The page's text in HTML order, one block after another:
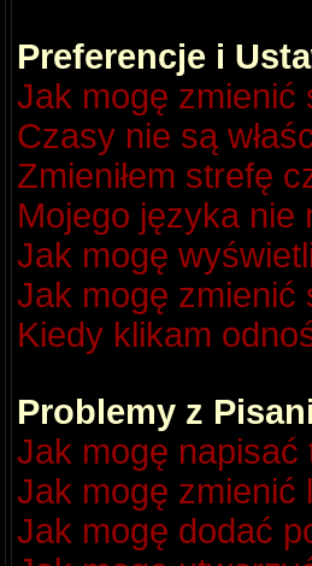
Preferencje i
Jak mogę zmienić
Czasy nie są
Zmieniłem strefę
Mojego języka nie
Jak mogę
Jak mogę zmienić
Kiedy klikam
Problemy z
Jak mogę napisać
Jak mogę zmienić
Jak mogę dodać